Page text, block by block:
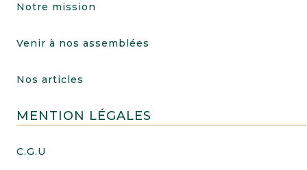
Notre mission
Venir à nos assemblées
Nos articles
MENTION LÉGALES
C.G.U